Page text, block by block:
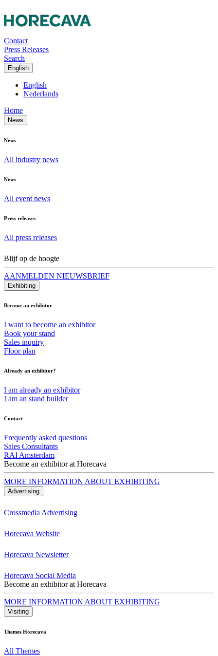
Contact
Press Releases
Search
English
English
Nederlands
Home
News
News
All industry news
News
All event news
Press releases
All press releases
Blijf op de hoogte
AANMELDEN NIEUWSBRIEF
Exhibiting
Become an exhibitor
I want to become an exhibitor
Book your stand
Sales inquiry
Floor plan
Already an exhibitor?
I am already an exhibitor
I am an stand builder
Contact
Frequently asked questions
Sales Consultants
RAI Amsterdam
Become an exhibitor at Horecava
MORE INFORMATION ABOUT EXHIBITING
Advertising
Crossmedia Advertising
Horecava Website
Horecava Newsletter
Horecava Social Media
Become an exhibitor at Horecava
MORE INFORMATION ABOUT EXHIBITING
Visiting
Themes Horecava
All Themes